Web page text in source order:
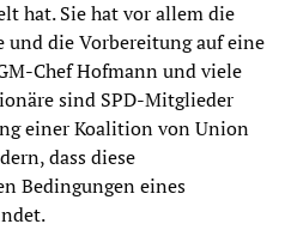
hat. Sie hat vor allem die
und die Vorbereitung auf eine
Chef Hofmann und viele
sind SPD-Mitglieder
einer Koalition von Union
dass diese
Bedingungen eines